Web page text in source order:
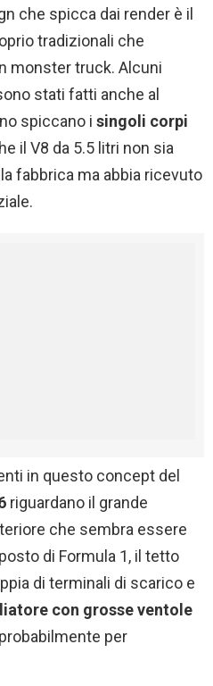
che spicca dai render è il
tradizionali che
monster truck. Alcuni
stati fatti anche al
spiccano i singoli corpi
il V8 da 5.5 litri non sia
fabbrica ma abbia ricevuto
in questo concept del
riguardano il grande
che sembra essere
di Formula 1, il tetto
di terminali di scarico e
con grosse ventole
per